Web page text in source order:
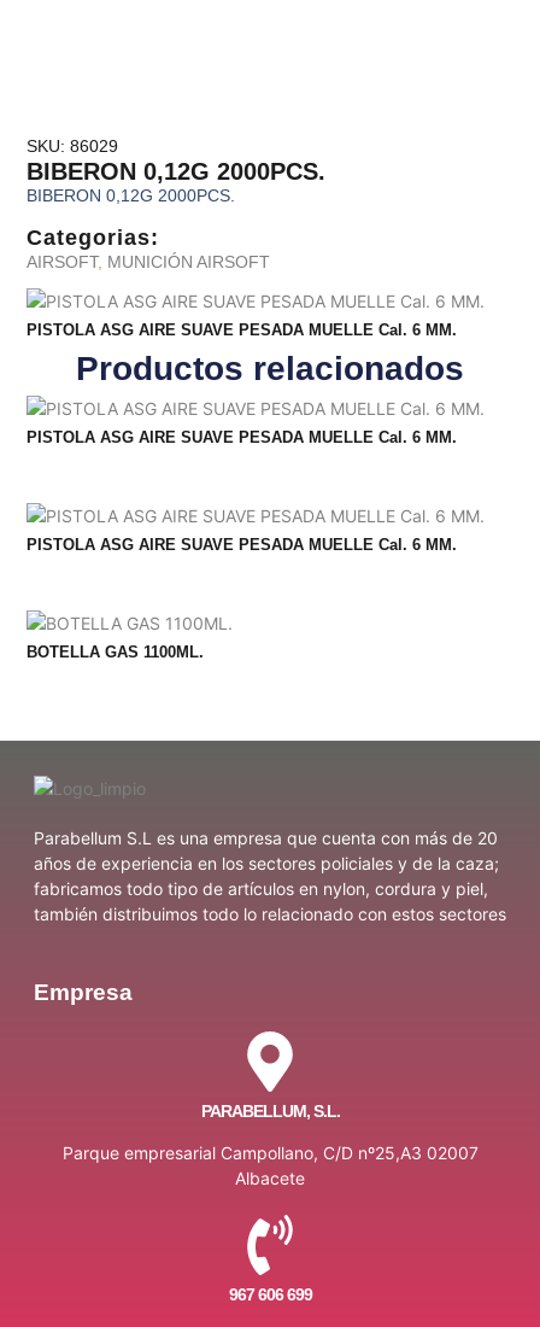
SKU: 86029
BIBERON 0,12G 2000PCS.
BIBERON 0,12G 2000PCS.
Categorias:
AIRSOFT, MUNICIÓN AIRSOFT
Productos relacionados
PISTOLA ASG AIRE SUAVE PESADA MUELLE Cal. 6 MM.
PISTOLA ASG AIRE SUAVE PESADA MUELLE Cal. 6 MM.
PISTOLA ASG AIRE SUAVE PESADA MUELLE Cal. 6 MM.
BOTELLA GAS 1100ML.
Parabellum S.L es una empresa que cuenta con más de 20
años de experiencia en los sectores policiales y de la caza;
fabricamos todo tipo de artículos en nylon, cordura y piel,
también distribuimos todo lo relacionado con estos sectores
Empresa
PARABELLUM, S.L.
Parque empresarial Campollano, C/D nº25,A3 02007
Albacete
967 606 699